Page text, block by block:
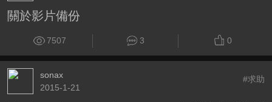
關於影片備份
7507 3 0
sonax
2015-1-21
#求助